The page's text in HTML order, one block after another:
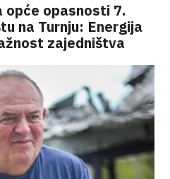
opasnosti 7.
na Turnju: Energija
zajedništva